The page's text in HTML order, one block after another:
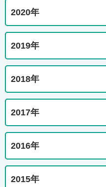
2020年
2019年
2018年
2017年
2016年
2015年